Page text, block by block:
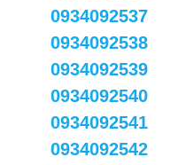
0934092537
0934092538
0934092539
0934092540
0934092541
0934092542